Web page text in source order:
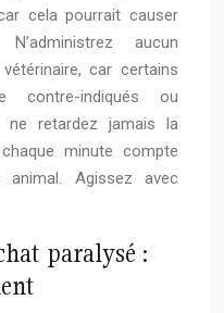
cela pourrait causer
aucun
car certains
contre-indiqués ou
ne retardez jamais la
minute compte
Agissez avec
paralysé :